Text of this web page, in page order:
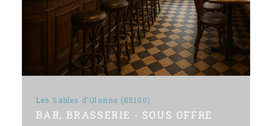
Les Sables d'Olonne (85100)
BAR, BRASSERIE - SOUS OFFRE